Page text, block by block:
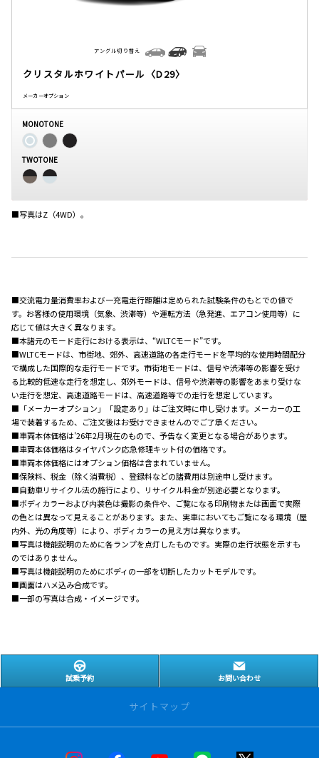
クリスタルホワイトパール〈D29〉
メーカーオプション
アングル切り替え
MONOTONE
TWOTONE
■写真はZ（4WD）。
■交流電力量消費率および一充電走行距離は定められた試験条件のもとでの値で
す。お客様の使用環境（気象、渋滞等）や運転方法（急発進、エアコン使用等）に
応じて値は大きく異なります。
■本諸元のモード走行における表示は、“WLTCモード”です。
■WLTCモードは、市街地、郊外、高速道路の各走行モードを平均的な使用時間配分
で構成した国際的な走行モードです。市街地モードは、信号や渋滞等の影響を受け
る比較的低速な走行を想定し、郊外モードは、信号や渋滞等の影響をあまり受けな
い走行を想定、高速道路モードは、高速道路等での走行を想定しています。
■「メーカーオプション」「設定あり」はご注文時に申し受けます。メーカーの工
場で装着するため、ご注文後はお受けできませんのでご了承ください。
■車両本体価格は'26年2月現在のもので、予告なく変更となる場合があります。
■車両本体価格はタイヤパンク応急修理キット付の価格です。
■車両本体価格にはオプション価格は含まれていません。
■保険料、税金（除く消費税）、登録料などの諸費用は別途申し受けます。
■自動車リサイクル法の施行により、リサイクル料金が別途必要となります。
■ボディカラーおよび内装色は撮影の条件や、ご覧になる印刷物または画面で実際
の色とは異なって見えることがあります。また、実車においてもご覧になる環境（屋
内外、光の角度等）により、ボディカラーの見え方は異なります。
■写真は機能説明のために各ランプを点灯したものです。実際の走行状態を示すも
のではありません。
■写真は機能説明のためにボディの一部を切断したカットモデルです。
■画面はハメ込み合成です。
■一部の写真は合成・イメージです。
試乗予約 お問い合わせ
サイトマップ